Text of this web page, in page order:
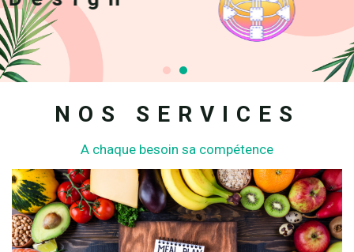
NOS SERVICES
A chaque besoin sa compétence